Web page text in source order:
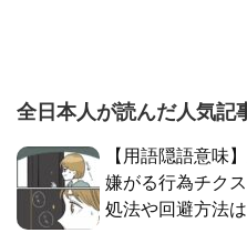
全日本人が読んだ人気記
【用語隠語意味
嫌がる行為チク
処法や回避方法